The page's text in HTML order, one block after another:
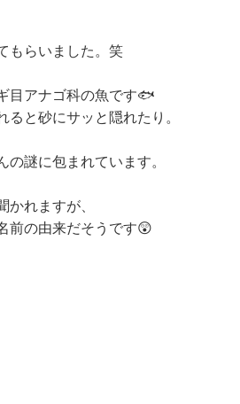
もらいました。笑
目アナゴ科の魚です🐟
と砂にサッと隠れたり。
の謎に包まれています。
かれますが、
前の由来だそうです😲